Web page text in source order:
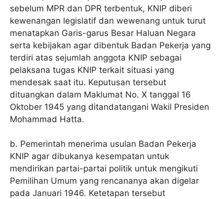
sebelum MPR dan DPR terbentuk, KNIP diberi
kewenangan legislatif dan wewenang untuk turut
menatapkan Garis-garus Besar Haluan Negara
serta kebijakan agar dibentuk Badan Pekerja yang
terdiri atas sejumlah anggota KNIP sebagai
pelaksana tugas KNIP terkait situasi yang
mendesak saat itu. Keputusan tersebut
dituangkan dalam Maklumat No. X tanggal 16
Oktober 1945 yang ditandatangani Wakil Presiden
Mohammad Hatta.
b. Pemerintah menerima usulan Badan Pekerja
KNIP agar dibukanya kesempatan untuk
mendirikan partai-partai politik untuk mengikuti
Pemilihan Umum yang rencananya akan digelar
pada Januari 1946. Ketetapan tersebut